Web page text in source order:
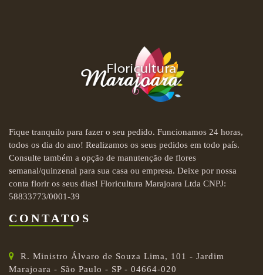
Fique tranquilo para fazer o seu pedido. Funcionamos 24 horas,
todos os dia do ano! Realizamos os seus pedidos em todo país.
Consulte também a opção de manutenção de flores
semanal/quinzenal para sua casa ou empresa. Deixe por nossa
conta florir os seus dias! Floricultura Marajoara Ltda CNPJ:
58833773/0001-39
CONTATOS
R. Ministro Álvaro de Souza Lima, 101 - Jardim
Marajoara - São Paulo - SP - 04664-020